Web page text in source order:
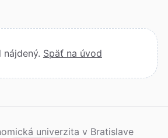
nájdený. Späť na úvod
univerzita v Bratislave